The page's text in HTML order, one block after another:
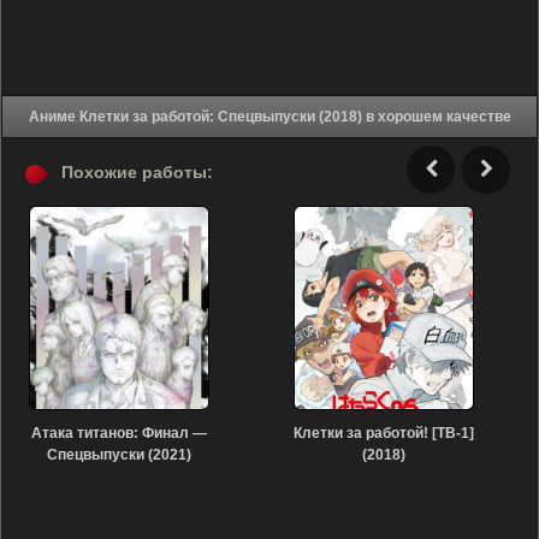
Аниме Клетки за работой: Спецвыпуски (2018) в хорошем качестве
Похожие работы:
Атака титанов: Финал —
Спецвыпуски (2021)
Клетки за работой! [ТВ-1]
(2018)